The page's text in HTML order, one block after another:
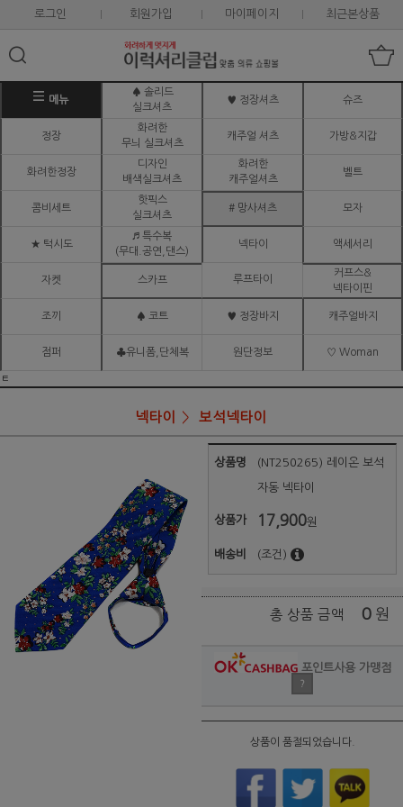
로그인 회원가입 마이페이지 최근본상품
메뉴
♠ 솔리드
실크셔츠
♥ 정장셔츠 슈즈
정장
화려한
무늬 실크셔츠
캐주얼 셔츠 가방&지갑
화려한정장
디자인
배색실크셔츠
화려한
캐주얼셔츠
벨트
콤비세트
핫픽스
실크셔츠
# 망사셔츠 모자
★ 턱시도
♬ 특수복
(무대.공연,댄스)
넥타이 액세서리
자켓 스카프 루프타이
커프스&
넥타이핀
조끼 ♠ 코트 ♥ 정장바지 캐주얼바지
점퍼 ♣유니폼,단체복 원단정보 ♡ Woman
ㅌ
넥타이 보석넥타이
상품명 (NT250265) 레이온 보석
자동 넥타이
상품가 17,900원
배송비 (조건)
총 상품 금액 0 원
포인트사용 가맹점
?
상품이 품절되었습니다.